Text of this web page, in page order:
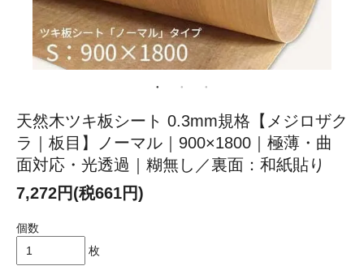
天然木ツキ板シート 0.3mm規格【メジロザク
ラ｜板目】ノーマル｜900×1800｜極薄・曲
面対応・光透過｜糊無し／裏面：和紙貼り
7,272円(税661円)
個数
枚